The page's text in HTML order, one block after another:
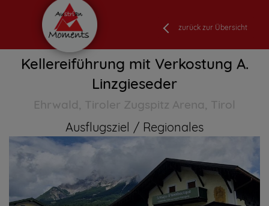
zurück zur Übersicht
Kellereiführung mit Verkostung A.
Linzgieseder
Ehrwald, Tiroler Zugspitz Arena, Tirol
Ausflugsziel Regionales